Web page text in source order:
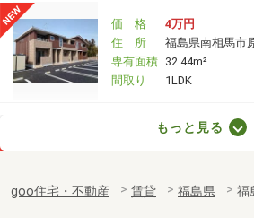
価 格
4万円
住 所
福島県南相馬市
専有面積 32.44m²
間取り
1LDK
福島県いわき市平上荒川字砂屋戸
専有面積
22.68m²
もっと見る
goo住宅・不動産 賃貸 福島県 福